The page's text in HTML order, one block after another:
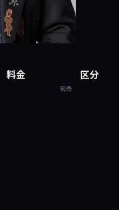
料金
区分
前売